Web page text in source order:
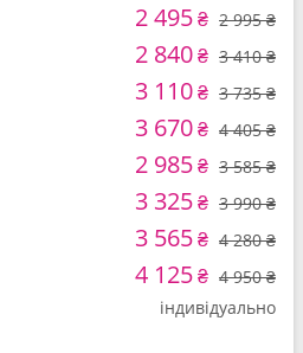
2 495₴ 2 995 ₴
2 840₴ 3 410 ₴
3 110₴ 3 735 ₴
3 670₴ 4 405 ₴
2 985₴ 3 585 ₴
3 325₴ 3 990 ₴
3 565₴ 4 280 ₴
4 125₴ 4 950 ₴
індивідуально